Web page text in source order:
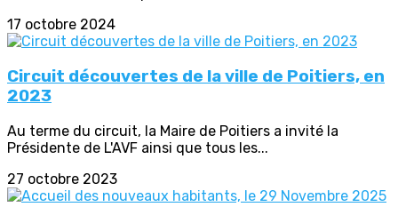
17 octobre 2024
Circuit découvertes de la ville de Poitiers, en
2023
Au terme du circuit, la Maire de Poitiers a invité la
Présidente de L'AVF ainsi que tous les...
27 octobre 2023